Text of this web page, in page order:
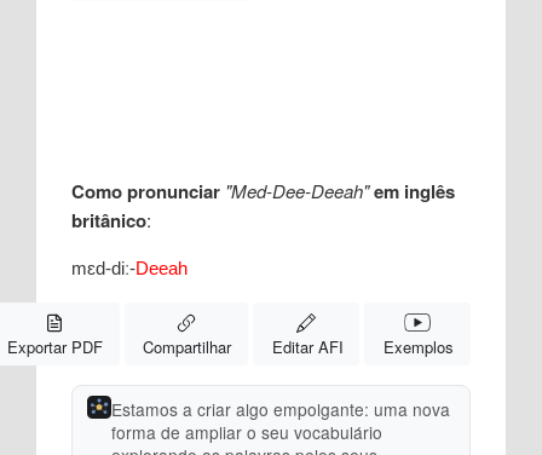
Como pronunciar "Med-Dee-Deeah"em inglês
britânico:
mɛd-diː-Deeah
Exemplos
Editar AFI
Compartilhar
Exportar PDF
Estamos a criar algo empolgante: uma nova
forma de ampliar o seu vocabulário